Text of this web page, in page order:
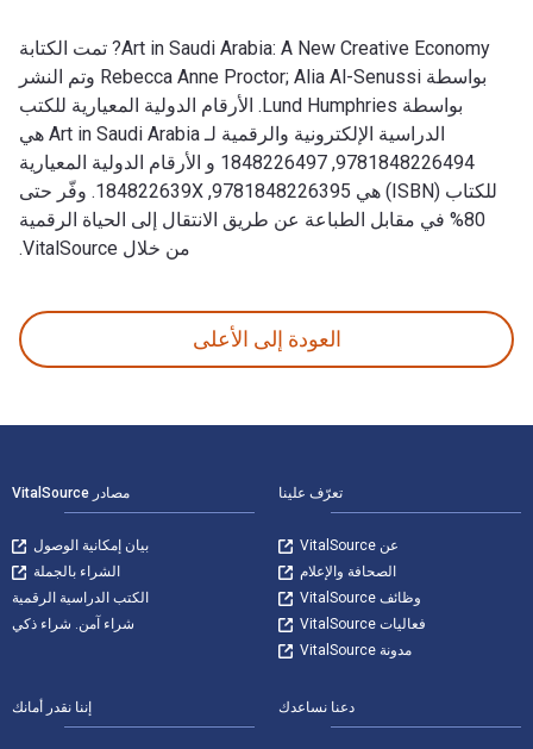
Art in Saudi Arabia: A New Creative Economy? تمت الكتابة
بواسطة Rebecca Anne Proctor; Alia Al-Senussi وتم النشر
بواسطة Lund Humphries. الأرقام الدولية المعيارية للكتب
الدراسية الإلكترونية والرقمية لـ Art in Saudi Arabia هي
9781848226494, 1848226497 و الأرقام الدولية المعيارية
للكتاب (ISBN) هي 9781848226395, 184822639X. وفّر حتى
80% في مقابل الطباعة عن طريق الانتقال إلى الحياة الرقمية
من خلال VitalSource.
العودة إلى الأعلى
تعرّف علينا
عن VitalSource
الصحافة والإعلام
وظائف VitalSource
فعاليات VitalSource
مدونة VitalSource
مصادر VitalSource
بيان إمكانية الوصول
الشراء بالجملة
الكتب الدراسية الرقمية
شراء آمن. شراء ذكي
دعنا نساعدك إننا نقدر أمانك